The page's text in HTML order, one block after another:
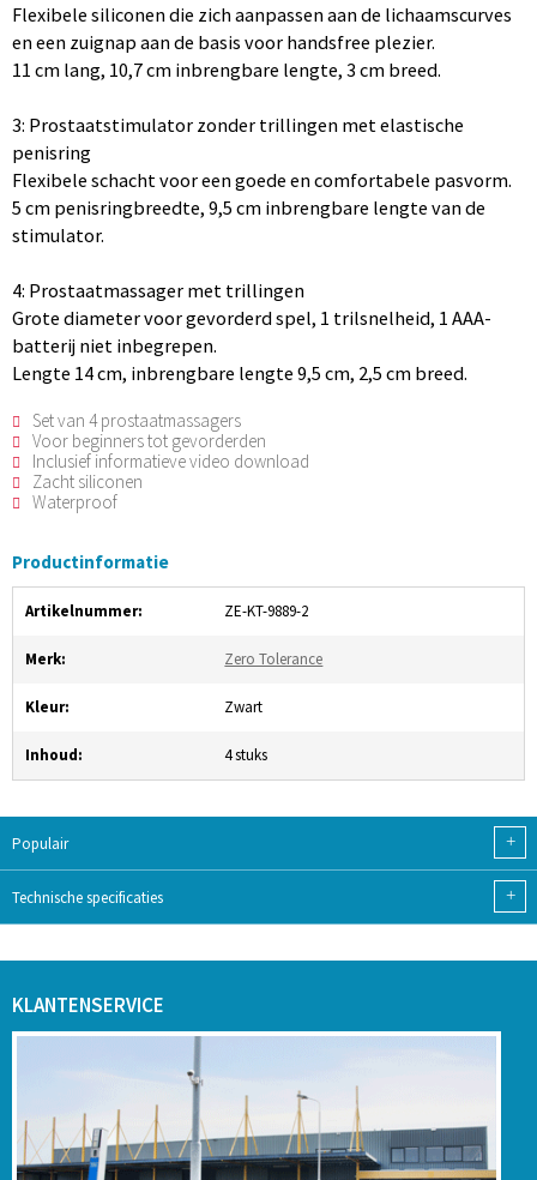
Flexibele siliconen die zich aanpassen aan de lichaamscurves
en een zuignap aan de basis voor handsfree plezier.
11 cm lang, 10,7 cm inbrengbare lengte, 3 cm breed.
3: Prostaatstimulator zonder trillingen met elastische
penisring
Flexibele schacht voor een goede en comfortabele pasvorm.
5 cm penisringbreedte, 9,5 cm inbrengbare lengte van de
stimulator.
4: Prostaatmassager met trillingen
Grote diameter voor gevorderd spel, 1 trilsnelheid, 1 AAA-
batterij niet inbegrepen.
Lengte 14 cm, inbrengbare lengte 9,5 cm, 2,5 cm breed.
Set van 4 prostaatmassagers
Voor beginners tot gevorderden
Inclusief informatieve video download
Zacht siliconen
Waterproof
Productinformatie
Artikelnummer: ZE-KT-9889-2
Merk: Zero Tolerance
Kleur: Zwart
Inhoud: 4 stuks
Populair +
Technische specificaties +
KLANTENSERVICE